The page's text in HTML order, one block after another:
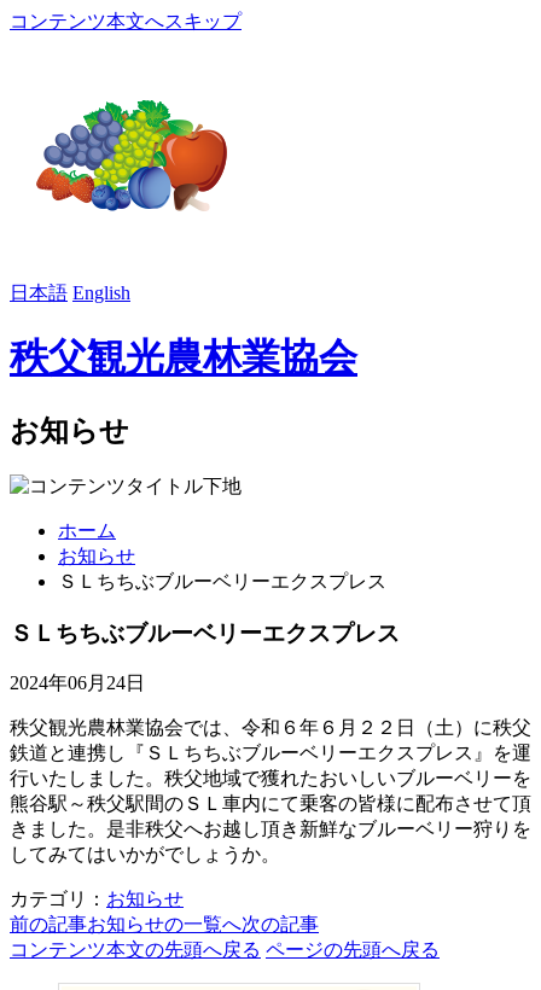
コンテンツ本文へスキップ
日本語 English
秩父観光農林業協会
お知らせ
ホーム
お知らせ
ＳＬちちぶブルーベリーエクスプレス
ＳＬちちぶブルーベリーエクスプレス
2024年06月24日
秩父観光農林業協会では、令和６年６月２２日（土）に秩父
鉄道と連携し『ＳＬちちぶブルーベリーエクスプレス』を運
行いたしました。秩父地域で獲れたおいしいブルーベリーを
熊谷駅～秩父駅間のＳＬ車内にて乗客の皆様に配布させて頂
きました。是非秩父へお越し頂き新鮮なブルーベリー狩りを
してみてはいかがでしょうか。
カテゴリ： お知らせ
前の記事お知らせの一覧へ次の記事
コンテンツ本文の先頭へ戻る ページの先頭へ戻る